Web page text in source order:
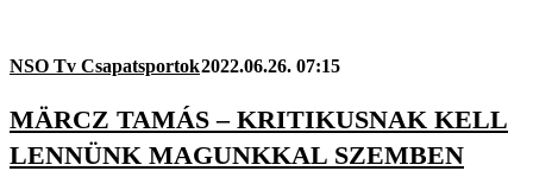
NSO Tv Csapatsportok2022.06.26. 07:15
MÄRCZ TAMÁS – KRITIKUSNAK KELL
LENNÜNK MAGUNKKAL SZEMBEN